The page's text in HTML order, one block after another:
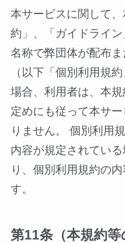
本サービスに関して
約」、「ガイドライ
名称で弊団体が配布
（以下「個別利用規
場合、利用者は、本
定めにも従って本サ
りません。 個別利用
内容が規定されてい
り、個別利用規約の
す。
第11条（本規約等